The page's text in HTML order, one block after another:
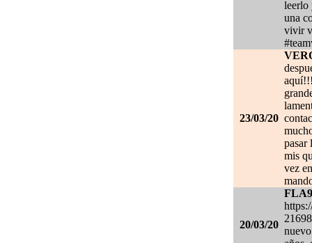
leerlo
una
vivir
23/03/20
pasar
mis
vez
20/03/20